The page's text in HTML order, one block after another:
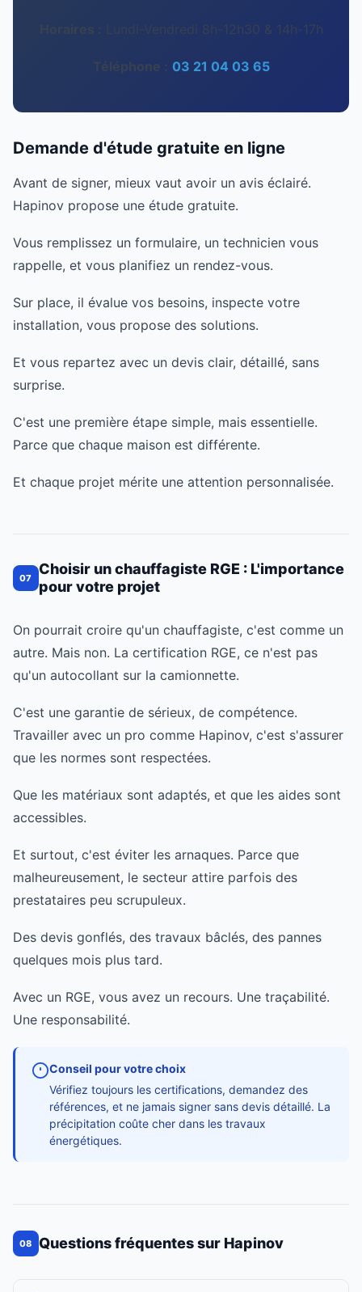
Lundi-Vendredi 8h-12h30 & 14h-17h
03 21 04 03 65
Demande d'étude gratuite en ligne
Avant de signer, mieux vaut avoir un avis éclairé.
Hapinov propose une étude gratuite.
Vous remplissez un formulaire, un technicien vous
rappelle, et vous planifiez un rendez-vous.
Sur place, il évalue vos besoins, inspecte votre
installation, vous propose des solutions.
Et vous repartez avec un devis clair, détaillé, sans
surprise.
C'est une première étape simple, mais essentielle.
Parce que chaque maison est différente.
Et chaque projet mérite une attention personnalisée.
07
Choisir un chauffagiste RGE : L'importance
pour votre projet
On pourrait croire qu'un chauffagiste, c'est comme un
autre. Mais non. La certification RGE, ce n'est pas
qu'un autocollant sur la camionnette.
C'est une garantie de sérieux, de compétence.
Travailler avec un pro comme Hapinov, c'est s'assurer
que les normes sont respectées.
Que les matériaux sont adaptés, et que les aides sont
accessibles.
Et surtout, c'est éviter les arnaques. Parce que
malheureusement, le secteur attire parfois des
prestataires peu scrupuleux.
Des devis gonflés, des travaux bâclés, des pannes
quelques mois plus tard.
Avec un RGE, vous avez un recours. Une traçabilité.
Une responsabilité.
Conseil pour votre choix
Vérifiez toujours les certifications, demandez des
références, et ne jamais signer sans devis détaillé. La
précipitation coûte cher dans les travaux
énergétiques.
08 Questions fréquentes sur Hapinov